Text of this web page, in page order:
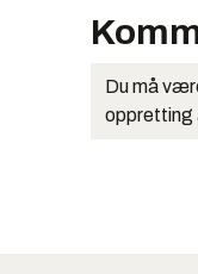
Du må
oppretting